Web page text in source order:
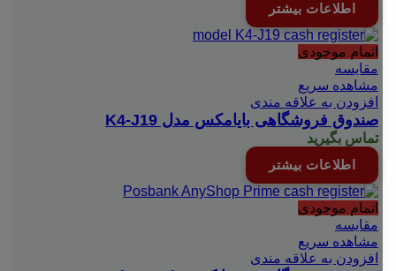
اطلاعات بیشتر
اتمام موجودی
مقایسه
مشاهده سریع
افزودن به علاقه مندی
صندوق فروشگاهی بایامکس مدل K4-J19
تماس بگیرید
اطلاعات بیشتر
اتمام موجودی
مقایسه
مشاهده سریع
افزودن به علاقه مندی